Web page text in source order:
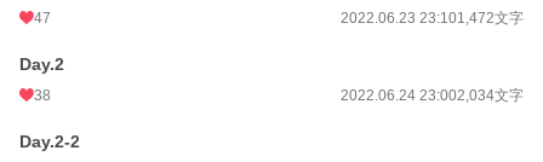
47 2022.06.23 23:101,472文字
Day.2
38 2022.06.24 23:002,034文字
Day.2-2